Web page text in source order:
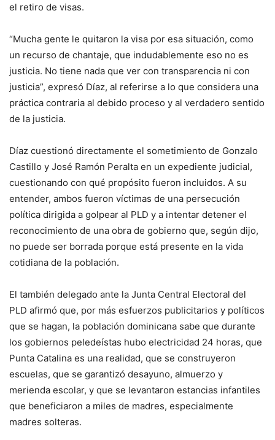
el retiro de visas.
“Mucha gente le quitaron la visa por esa situación, como
un recurso de chantaje, que indudablemente eso no es
justicia. No tiene nada que ver con transparencia ni con
justicia”, expresó Díaz, al referirse a lo que considera una
práctica contraria al debido proceso y al verdadero sentido
de la justicia.
Díaz cuestionó directamente el sometimiento de Gonzalo
Castillo y José Ramón Peralta en un expediente judicial,
cuestionando con qué propósito fueron incluidos. A su
entender, ambos fueron víctimas de una persecución
política dirigida a golpear al PLD y a intentar detener el
reconocimiento de una obra de gobierno que, según dijo,
no puede ser borrada porque está presente en la vida
cotidiana de la población.
El también delegado ante la Junta Central Electoral del
PLD afirmó que, por más esfuerzos publicitarios y políticos
que se hagan, la población dominicana sabe que durante
los gobiernos peledeístas hubo electricidad 24 horas, que
Punta Catalina es una realidad, que se construyeron
escuelas, que se garantizó desayuno, almuerzo y
merienda escolar, y que se levantaron estancias infantiles
que beneficiaron a miles de madres, especialmente
madres solteras.